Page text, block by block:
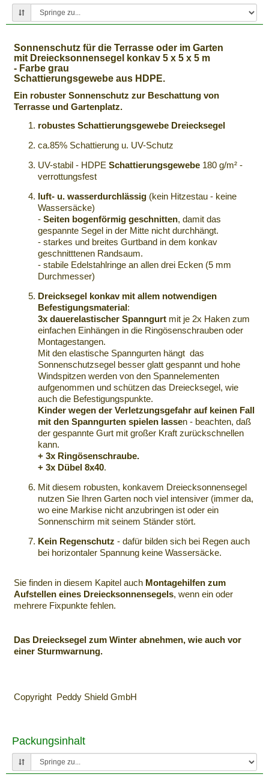
Sonnenschutz für die Terrasse oder im Garten
mit Dreiecksonnensegel konkav 5 x 5 x 5 m
- Farbe grau
Schattierungsgewebe aus HDPE.
Ein robuster Sonnenschutz zur Beschattung von
Terrasse und Gartenplatz.
robustes Schattierungsgewebe Dreiecksegel
ca.85% Schattierung u. UV-Schutz
UV-stabil - HDPE Schattierungsgewebe 180 g/m² -
verrottungsfest
luft- u. wasserdurchlässig (kein Hitzestau - keine
Wassersäcke)
- Seiten bogenförmig geschnitten, damit das
gespannte Segel in der Mitte nicht durchhängt.
- starkes und breites Gurtband in dem konkav
geschnitttenen Randsaum.
- stabile Edelstahlringe an allen drei Ecken (5 mm
Durchmesser)
Dreicksegel konkav mit allem notwendigen
Befestigungsmaterial:
3x dauerelastischer Spanngurt mit je 2x Haken zum
einfachen Einhängen in die Ringösenschrauben oder
Montagestangen.
Mit den elastische Spanngurten hängt das
Sonnenschutzsegel besser glatt gespannt und hohe
Windspitzen werden von den Spannelementen
aufgenommen und schützen das Dreiecksegel, wie
auch die Befestigungspunkte.
Kinder wegen der Verletzungsgefahr auf keinen Fall
mit den Spanngurten spielen lassen - beachten, daß
der gespannte Gurt mit großer Kraft zurückschnellen
kann.
+ 3x Ringösenschraube.
+ 3x Dübel 8x40.
Mit diesem robusten, konkavem Dreiecksonnensegel
nutzen Sie Ihren Garten noch viel intensiver (immer da,
wo eine Markise nicht anzubringen ist oder ein
Sonnenschirm mit seinem Ständer stört.
Kein Regenschutz - dafür bilden sich bei Regen auch
bei horizontaler Spannung keine Wassersäcke.
Sie finden in diesem Kapitel auch Montagehilfen zum
Aufstellen eines Dreiecksonnensegels, wenn ein oder
mehrere Fixpunkte fehlen.
Das Dreiecksegel zum Winter abnehmen, wie auch vor
einer Sturmwarnung.
Copyright Peddy Shield GmbH
Packungsinhalt